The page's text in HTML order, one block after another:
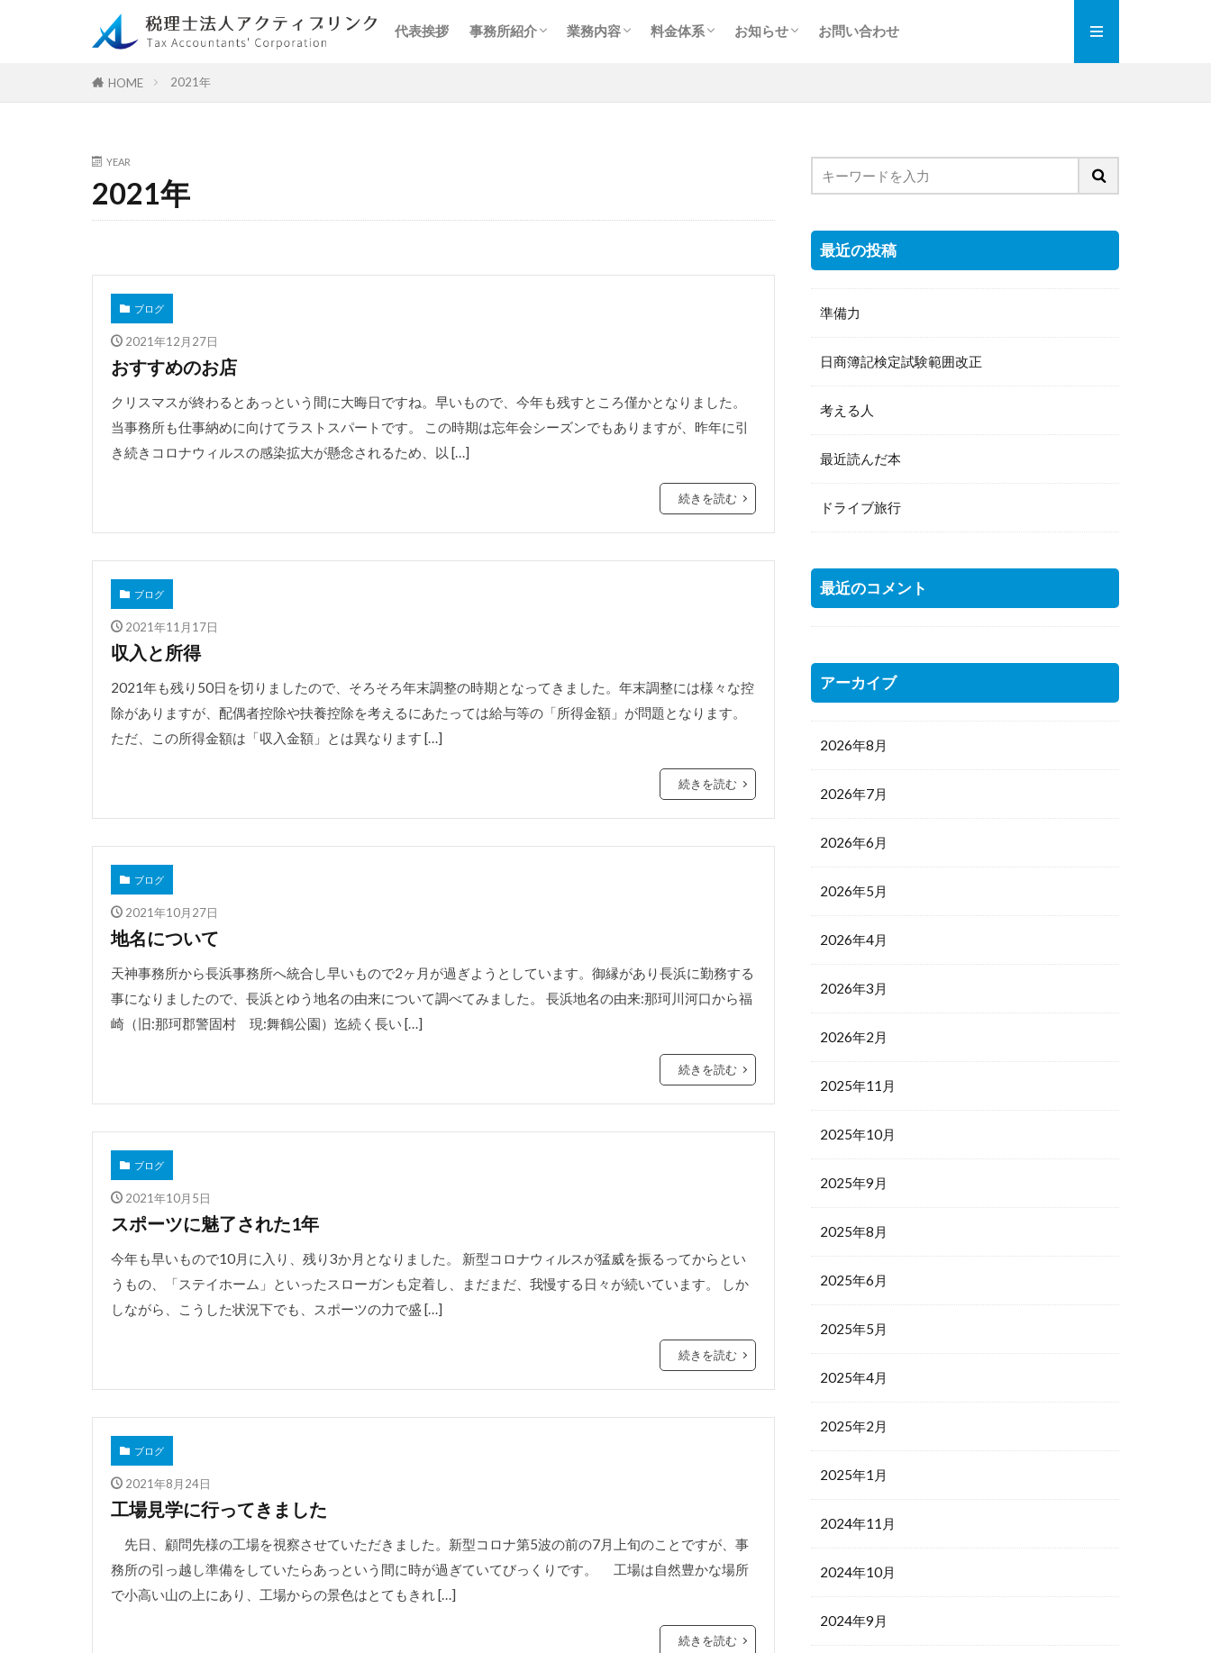
代表挨拶 事務所紹介 業務内容 料金体系 お知らせ お問い合わせ
HOME 2021年
YEAR
2021年
ブログ
2021年12月27日
おすすめのお店
クリスマスが終わるとあっという間に大晦日ですね。早いもので、今年も残すところ僅かとなりました。
当事務所も仕事納めに向けてラストスパートです。 この時期は忘年会シーズンでもありますが、昨年に引
き続きコロナウィルスの感染拡大が懸念されるため、以 […]
続きを読む
ブログ
2021年11月17日
収入と所得
2021年も残り50日を切りましたので、そろそろ年末調整の時期となってきました。年末調整には様々な控
除がありますが、配偶者控除や扶養控除を考えるにあたっては給与等の「所得金額」が問題となります。
ただ、この所得金額は「収入金額」とは異なります […]
続きを読む
ブログ
2021年10月27日
地名について
天神事務所から長浜事務所へ統合し早いもので2ヶ月が過ぎようとしています。御縁があり長浜に勤務する
事になりましたので、長浜とゆう地名の由来について調べてみました。 長浜地名の由来:那珂川河口から福
崎（旧:那珂郡警固村 現:舞鶴公園）迄続く長い […]
続きを読む
ブログ
2021年10月5日
スポーツに魅了された1年
今年も早いもので10月に入り、残り3か月となりました。 新型コロナウィルスが猛威を振るってからとい
うもの、「ステイホーム」といったスローガンも定着し、まだまだ、我慢する日々が続いています。 しか
しながら、こうした状況下でも、スポーツの力で盛 […]
続きを読む
ブログ
2021年8月24日
工場見学に行ってきました
先日、顧問先様の工場を視察させていただきました。新型コロナ第5波の前の7月上旬のことですが、事
務所の引っ越し準備をしていたらあっという間に時が過ぎていてびっくりです。 工場は自然豊かな場所
で小高い山の上にあり、工場からの景色はとてもきれ […]
続きを読む
最近の投稿
準備力
日商簿記検定試験範囲改正
考える人
最近読んだ本
ドライブ旅行
最近のコメント
アーカイブ
2026年8月
2026年7月
2026年6月
2026年5月
2026年4月
2026年3月
2026年2月
2025年11月
2025年10月
2025年9月
2025年8月
2025年6月
2025年5月
2025年4月
2025年2月
2025年1月
2024年11月
2024年10月
2024年9月